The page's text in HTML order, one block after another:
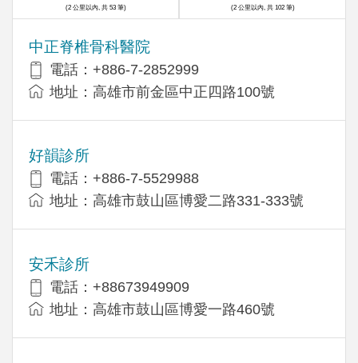
中正脊椎骨科醫院
電話：+886-7-2852999
地址：高雄市前金區中正四路100號
好韻診所
電話：+886-7-5529988
地址：高雄市鼓山區博愛二路331-333號
安禾診所
電話：+88673949909
地址：高雄市鼓山區博愛一路460號
(2 公里以內, 共 53 筆) (2 公里以內, 共 102 筆)